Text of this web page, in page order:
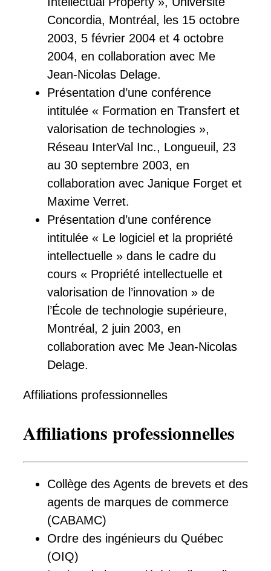
Concordia, Montréal, les 15 octobre
2003, 5 février 2004 et 4 octobre
2004, en collaboration avec Me
Jean-Nicolas Delage.
Présentation d’une conférence
intitulée « Formation en Transfert et
valorisation de technologies »,
Réseau InterVal Inc., Longueuil, 23
au 30 septembre 2003, en
collaboration avec Janique Forget et
Maxime Verret.
Présentation d’une conférence
intitulée « Le logiciel et la propriété
intellectuelle » dans le cadre du
cours « Propriété intellectuelle et
valorisation de l’innovation » de
l’École de technologie supérieure,
Montréal, 2 juin 2003, en
collaboration avec Me Jean-Nicolas
Delage.
Affiliations professionnelles
Affiliations professionnelles
Collège des Agents de brevets et des
agents de marques de commerce
(CABAMC)
Ordre des ingénieurs du Québec
(OIQ)